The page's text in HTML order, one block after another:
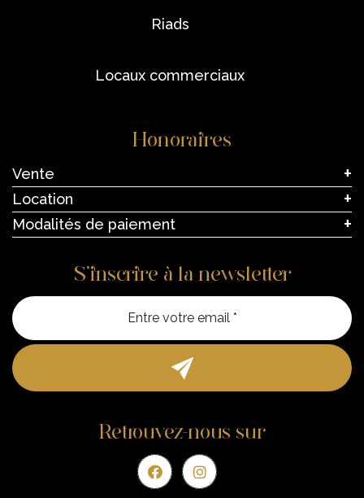
riads
locaux commerciaux
Honoraires
Vente
Location
Modalités de paiement
S’inscrire à la newsletter
Entre
Retrouvez-nous sur